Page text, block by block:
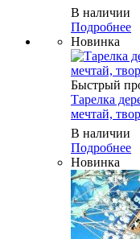
В наличии
Подробнее
Новинка
Быстрый
Тарелка
мечтай,
В наличии
Подробнее
Новинка